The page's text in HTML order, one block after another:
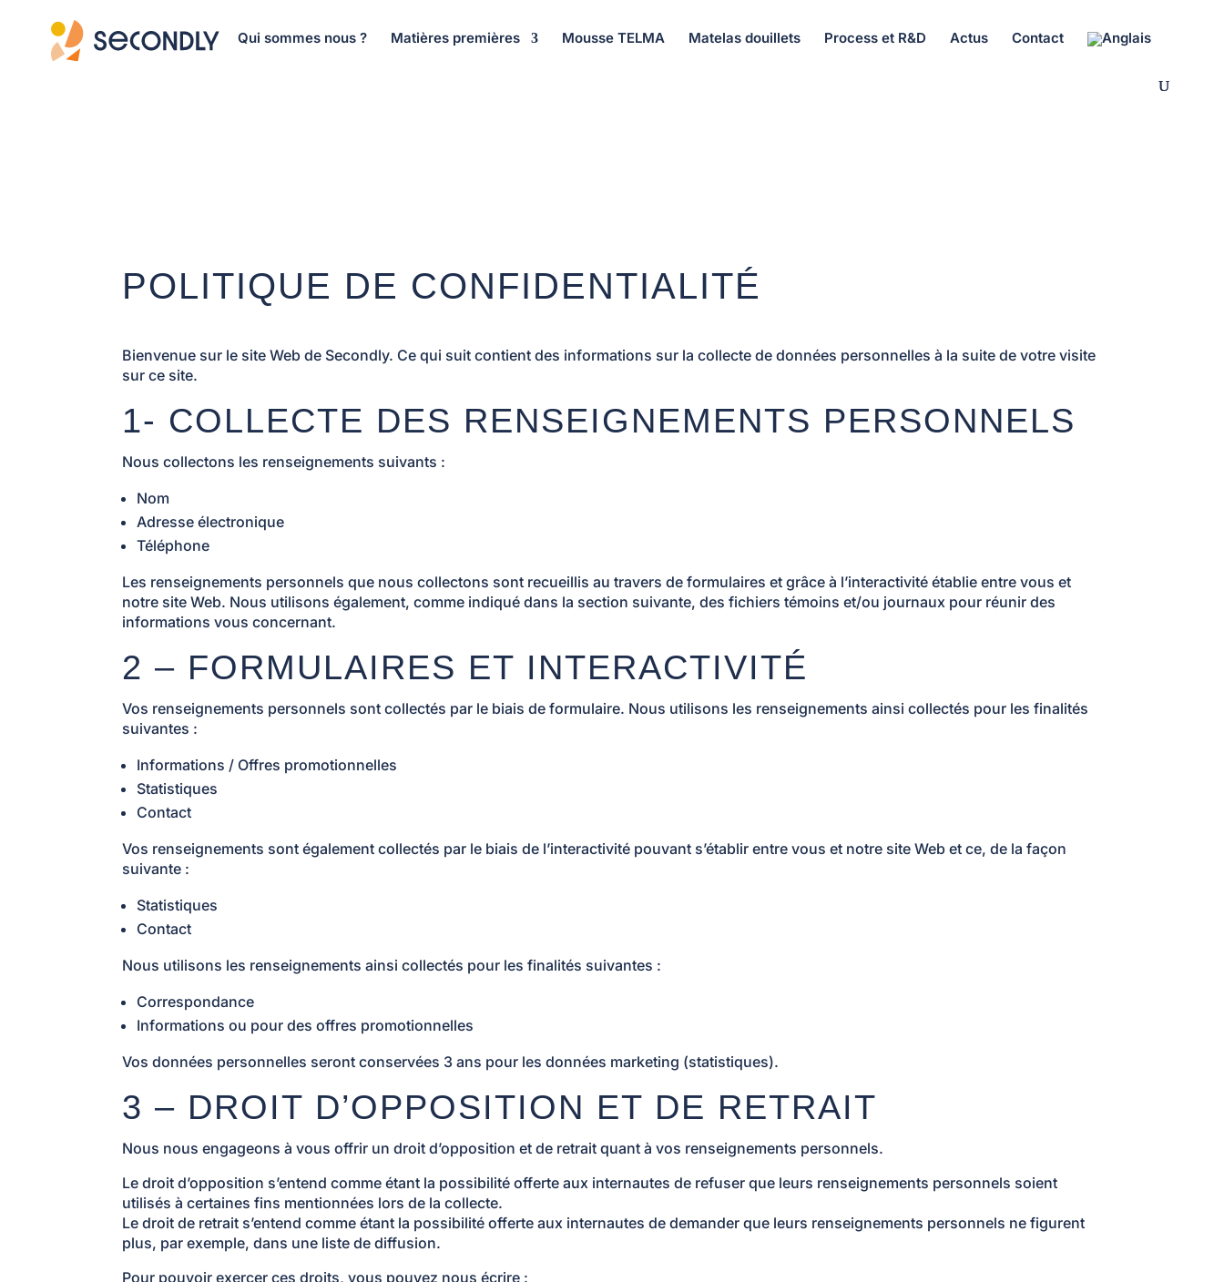
Qui sommes nous ? Matières premières Mousse TELMA Matelas douillets Process et R&D Actus Contact
POLITIQUE DE CONFIDENTIALITÉ
Bienvenue sur le site Web de Secondly. Ce qui suit contient des informations sur la collecte de données personnelles à la suite de votre visite
sur ce site.
1- COLLECTE DES RENSEIGNEMENTS PERSONNELS
Nous collectons les renseignements suivants :
Nom
Adresse électronique
Téléphone
Les renseignements personnels que nous collectons sont recueillis au travers de formulaires et grâce à l’interactivité établie entre vous et
notre site Web. Nous utilisons également, comme indiqué dans la section suivante, des fichiers témoins et/ou journaux pour réunir des
informations vous concernant.
2 – FORMULAIRES ET INTERACTIVITÉ
Vos renseignements personnels sont collectés par le biais de formulaire. Nous utilisons les renseignements ainsi collectés pour les finalités
suivantes :
Informations / Offres promotionnelles
Statistiques
Contact
Vos renseignements sont également collectés par le biais de l’interactivité pouvant s’établir entre vous et notre site Web et ce, de la façon
suivante :
Statistiques
Contact
Nous utilisons les renseignements ainsi collectés pour les finalités suivantes :
Correspondance
Informations ou pour des offres promotionnelles
Vos données personnelles seront conservées 3 ans pour les données marketing (statistiques).
3 – DROIT D’OPPOSITION ET DE RETRAIT
Nous nous engageons à vous offrir un droit d’opposition et de retrait quant à vos renseignements personnels.
Le droit d’opposition s’entend comme étant la possibilité offerte aux internautes de refuser que leurs renseignements personnels soient
utilisés à certaines fins mentionnées lors de la collecte.
Le droit de retrait s’entend comme étant la possibilité offerte aux internautes de demander que leurs renseignements personnels ne figurent
plus, par exemple, dans une liste de diffusion.
Pour pouvoir exercer ces droits, vous pouvez nous écrire :